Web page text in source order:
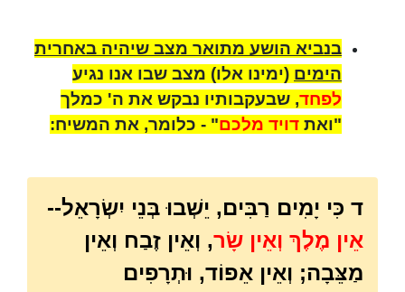
בנביא הושע מתואר מצב שיהיה באחרית
הימים (ימינו אלו) מצב שבו אנו נגיע
לפחד, שבעקבותיו נבקש את ה' כמלך
"ואת דויד מלכם" - כלומר, את המשיח:
ד כִּי יָמִים רַבִּים, יֵשְׁבוּ בְּנֵי יִשְׂרָאֵל--
אֵין מֶלֶךְ וְאֵין שָׂר, וְאֵין זֶבַח וְאֵין
מַצֵּבָה; וְאֵין אֵפוֹד, וּתְרָפִים